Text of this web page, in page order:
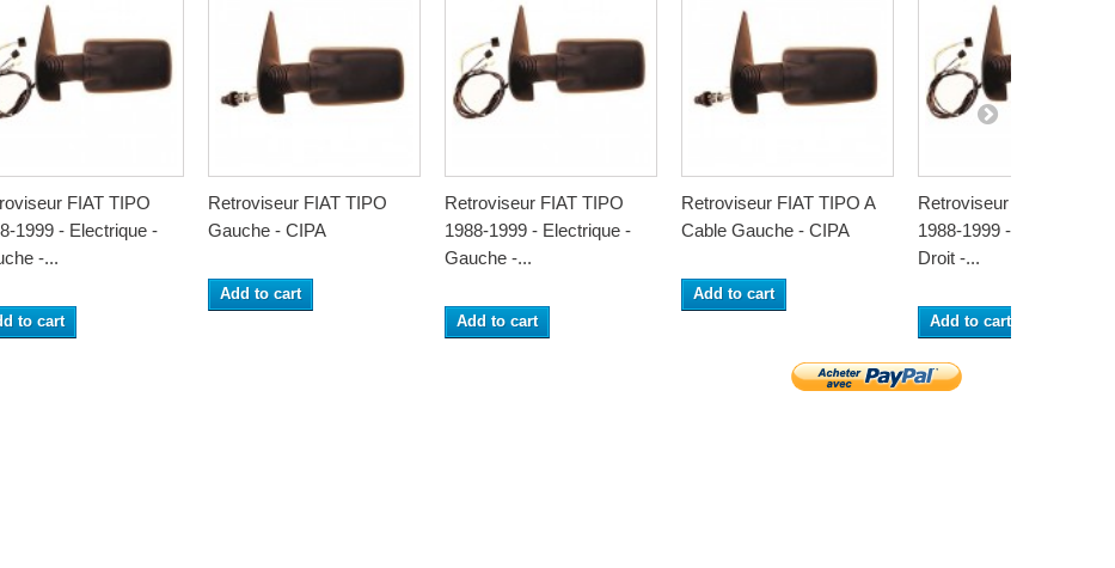
FIAT TIPO
1999 - Electrique -
-...
to cart
Retroviseur FIAT TIPO
Gauche - CIPA
Add to cart
Retroviseur FIAT TIPO
1988-1999 - Electrique -
Gauche -...
Add to cart
Retroviseur FIAT TIPO A
Cable Gauche - CIPA
Add to cart
Retroviseur FIAT TIPO
1988-1999 - Electrique -
Droit -...
Add to cart